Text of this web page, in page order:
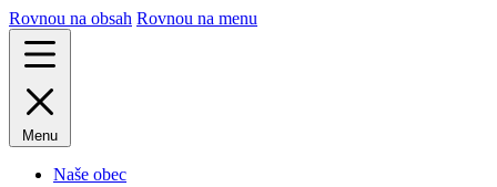
Rovnou na obsah Rovnou na menu
Menu
Naše obec